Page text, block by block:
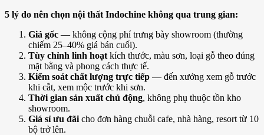
5 lý do nên chọn nội thất Indochine không qua trung gian:
Giá gốc — không cộng phí trưng bày showroom (thường
chiếm 25–40% giá bán cuối).
Tùy chỉnh linh hoạt kích thước, màu sơn, loại gỗ theo đúng
mặt bằng và phong cách thực tế.
Kiểm soát chất lượng trực tiếp — đến xưởng xem gỗ trước
khi cắt, xem mộc trước khi sơn.
Thời gian sản xuất chủ động, không phụ thuộc tồn kho
showroom.
Giá sỉ ưu đãi cho đơn hàng chuỗi cafe, nhà hàng, resort từ 10
bộ trở lên.